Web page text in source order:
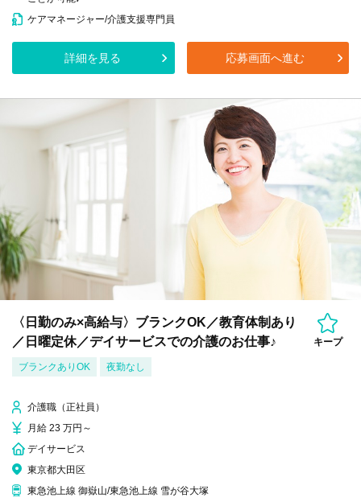
ケアマネージャー/介護支援専門員
詳細を見る 応募画面へ進む
〈日勤のみ×高給与〉ブランクOK／教育体制あり
／日曜定休／デイサービスでの介護のお仕事♪
キープ
ブランクありOK 夜勤なし
介護職（正社員）
月給 23 万円～
デイサービス
東京都大田区
東急池上線 御嶽山/東急池上線 雪が谷大塚